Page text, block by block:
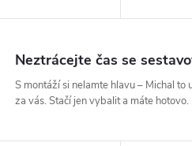
Neztrácejte čas se
S montáží si nelamte hlavu – Michal to
za vás. Stačí jen vybalit a máte hotovo.